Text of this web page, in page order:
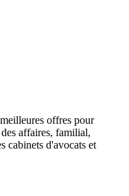
offres pour
affaires, familial,
cabinets d'avocats et